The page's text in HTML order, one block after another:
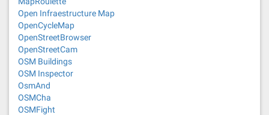
Open Infraestructure Map
OpenCycleMap
OpenStreetBrowser
OpenStreetCam
OSM Buildings
OSM Inspector
OsmAnd
OSMCha
OSMFight